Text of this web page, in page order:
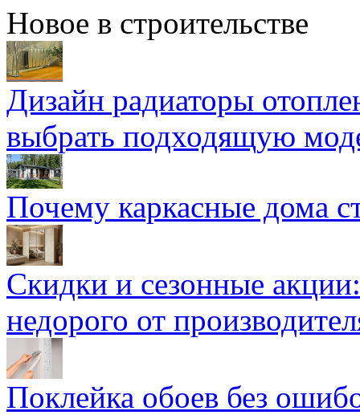
Новое в строительстве
Дизайн радиаторы
выбрать подходящую
Почему каркасные дома
Скидки и сезонные
недорого от
Поклейка обоев без